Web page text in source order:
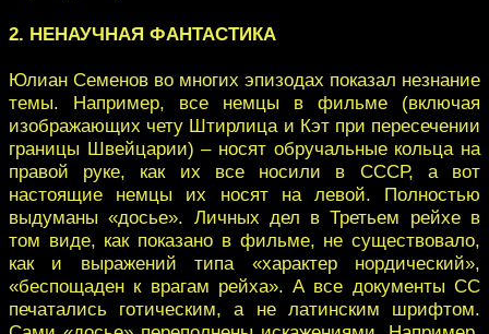
2. НЕНАУЧНАЯ ФАНТАСТИКА
Юлиан Семенов во многих эпизодах показал незнание
темы. Например, все немцы в фильме (включая
изображающих чету Штирлица и Кэт при пересечении
границы Швейцарии) – носят обручальные кольца на
правой руке, как их все носили в СССР, а вот
настоящие немцы их носят на левой. Полностью
выдуманы «досье». Личных дел в Третьем рейхе в
том виде, как показано в фильме, не существовало,
как и выражений типа «характер нордический»,
«беспощаден к врагам рейха». А все документы СС
печатались готическим, а не латинским шрифтом.